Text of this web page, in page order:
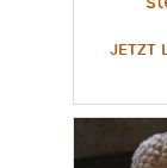
JETZT